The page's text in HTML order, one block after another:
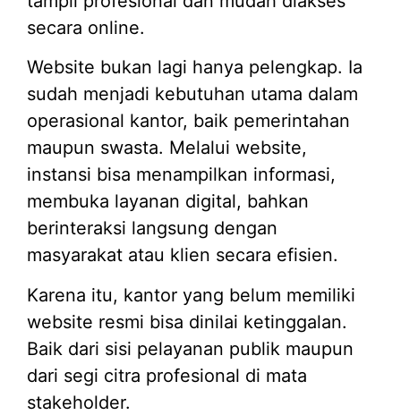
secara online.
Website bukan lagi hanya pelengkap. Ia
sudah menjadi kebutuhan utama dalam
operasional kantor, baik pemerintahan
maupun swasta. Melalui website,
instansi bisa menampilkan informasi,
membuka layanan digital, bahkan
berinteraksi langsung dengan
masyarakat atau klien secara efisien.
Karena itu, kantor yang belum memiliki
website resmi bisa dinilai ketinggalan.
Baik dari sisi pelayanan publik maupun
dari segi citra profesional di mata
stakeholder.